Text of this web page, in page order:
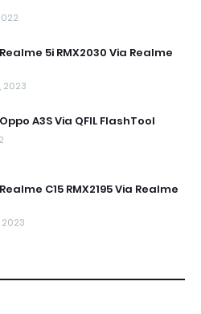
5i RMX2030 Via Realme
2023
A3S Via QFIL FlashTool
C15 RMX2195 Via Realme
2023